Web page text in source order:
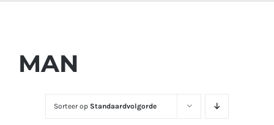
MAN
Sorteer op Standaardvolgorde